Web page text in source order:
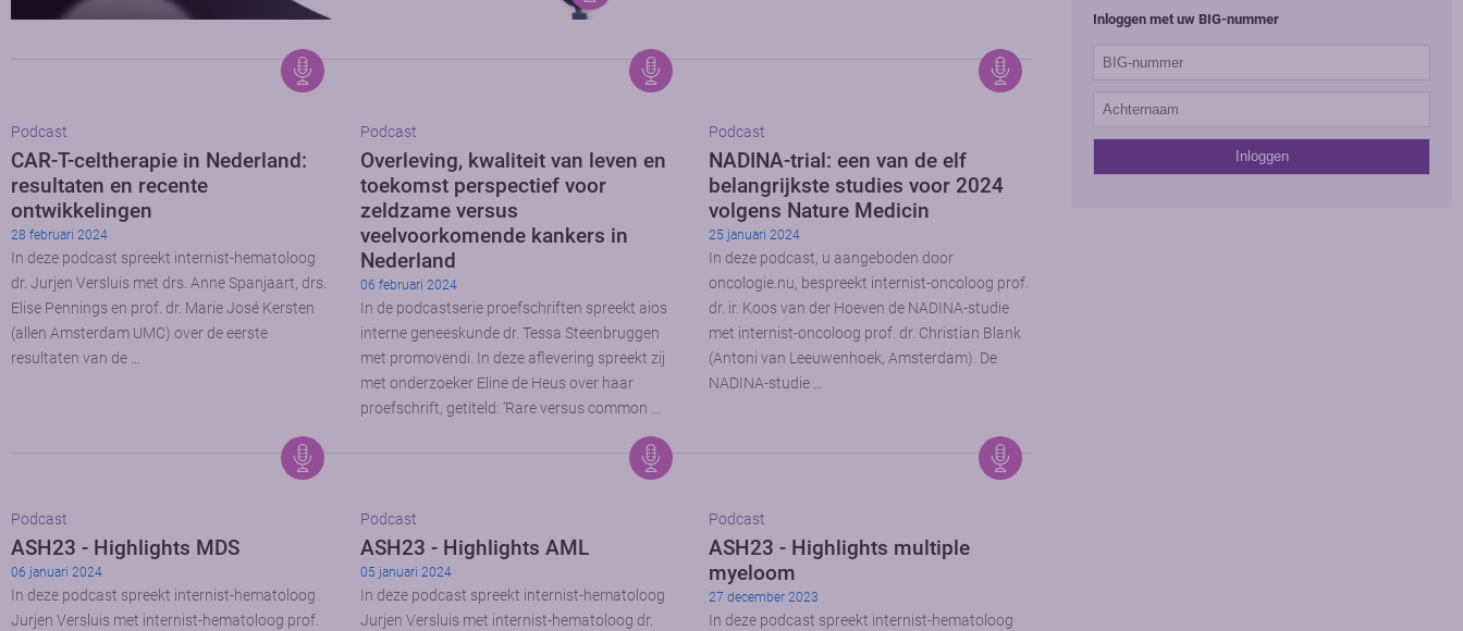
Podcast
CAR-T-celtherapie in Nederland:
resultaten en recente
ontwikkelingen
28 februari 2024
In deze podcast spreekt internist-hematoloog
dr. Jurjen Versluis met drs. Anne Spanjaart, drs.
Elise Pennings en prof. dr. Marie José Kersten
(allen Amsterdam UMC) over de eerste
resultaten van de …
Podcast
Overleving, kwaliteit van leven en
toekomst perspectief voor
zeldzame versus
veelvoorkomende kankers in
Nederland
06 februari 2024
In de podcastserie proefschriften spreekt aios
interne geneeskunde dr. Tessa Steenbruggen
met promovendi. In deze aflevering spreekt zij
met onderzoeker Eline de Heus over haar
proefschrift, getiteld: ‘Rare versus common …
Podcast
NADINA-trial: een van de elf
belangrijkste studies voor 2024
volgens Nature Medicin
25 januari 2024
In deze podcast, u aangeboden door
oncologie.nu, bespreekt internist-oncoloog prof.
dr. ir. Koos van der Hoeven de NADINA-studie
met internist-oncoloog prof. dr. Christian Blank
(Antoni van Leeuwenhoek, Amsterdam). De
NADINA-studie …
Podcast
ASH23 - Highlights MDS
06 januari 2024
In deze podcast spreekt internist-hematoloog
Jurjen Versluis met internist-hematoloog prof.
Podcast
ASH23 - Highlights AML
05 januari 2024
In deze podcast spreekt internist-hematoloog
Jurjen Versluis met internist-hematoloog dr.
Podcast
ASH23 - Highlights multiple
myeloom
27 december 2023
In deze podcast spreekt internist-hematoloog
Inloggen met uw BIG-nummer